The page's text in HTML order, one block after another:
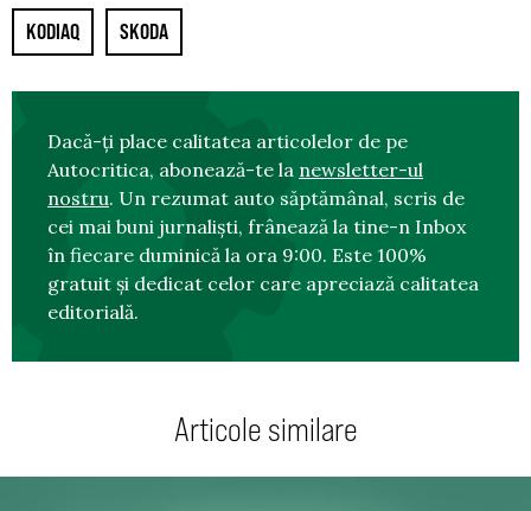
KODIAQ SKODA
Dacă-ți place calitatea articolelor de pe
Autocritica, abonează-te la newsletter-ul
nostru. Un rezumat auto săptămânal, scris de
cei mai buni jurnaliști, frânează la tine-n Inbox
în fiecare duminică la ora 9:00. Este 100%
gratuit și dedicat celor care apreciază calitatea
editorială.
Articole similare